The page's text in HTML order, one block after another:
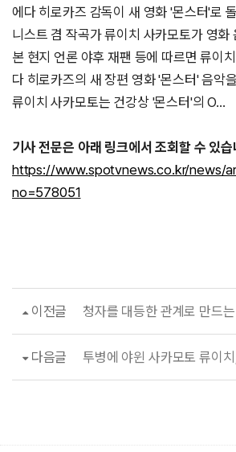
에다 히로카즈 감독이 새 영화 '몬스터'로
니스트 겸 작곡가 류이치 사카모토가 영화
본 현지 언론 야후 재팬 등에 따르면 류이
다 히로카즈의 새 장편 영화 '몬스터' 음악
류이치 사카모토는 건강상 '몬스터'의 O…
기사 전문은 아래 링크에서 조회할 수 있습
https://www.spotvnews.co.kr/news/
no=578051
이전글 청자를 대등한 관계로 만드는 音의 물
다음글 투병에 야윈 사카모토 류이치, 영혼